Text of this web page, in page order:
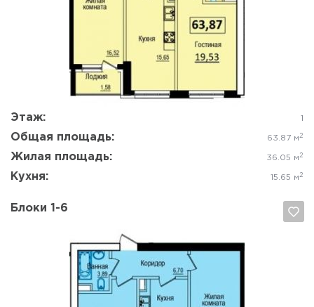
Этаж: 1
Общая площадь: 63.87 м 2
Жилая площадь: 36.05 м 2
Кухня: 15.65 м 2
Да, удалить Отмена
Блоки 1-6